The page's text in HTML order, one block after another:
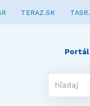
TERAZ.SK
Portál